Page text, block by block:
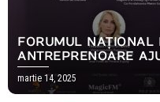
FORUMUL NAȚIONAL
ANTREPRENOARE
NAPOCA///
NOU NUME –
martie 14, 2025